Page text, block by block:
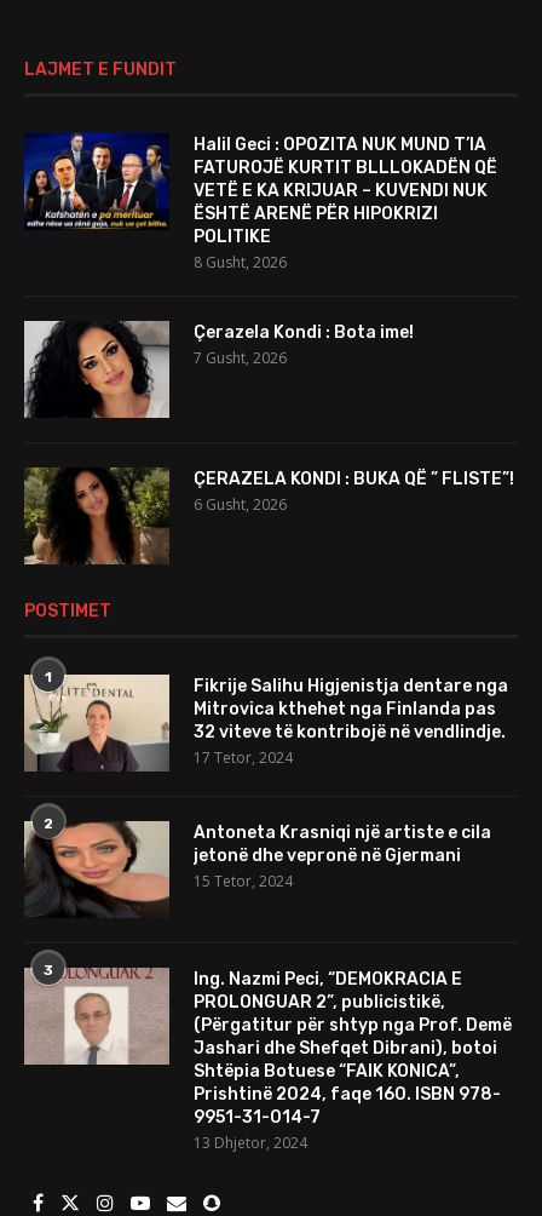
LAJMET E FUNDIT
Halil Geci : OPOZITA NUK MUND T’IA
FATUROJË KURTIT BLLLOKADËN QË
VETË E KA KRIJUAR – KUVENDI NUK
ËSHTË ARENË PËR HIPOKRIZI
POLITIKE
8 Gusht, 2026
Çerazela Kondi : Bota ime!
7 Gusht, 2026
ÇERAZELA KONDI : BUKA QË ” FLISTE”!
6 Gusht, 2026
POSTIMET
1
Fikrije Salihu Higjenistja dentare nga
Mitrovica kthehet nga Finlanda pas
32 viteve të kontribojë në vendlindje.
17 Tetor, 2024
2
Antoneta Krasniqi një artiste e cila
jetonë dhe vepronë në Gjermani
15 Tetor, 2024
3
Ing. Nazmi Peci, “DEMOKRACIA E
PROLONGUAR 2”, publicistikë,
(Përgatitur për shtyp nga Prof. Demë
Jashari dhe Shefqet Dibrani), botoi
Shtëpia Botuese “FAIK KONICA”,
Prishtinë 2024, faqe 160. ISBN 978-
9951-31-014-7
13 Dhjetor, 2024